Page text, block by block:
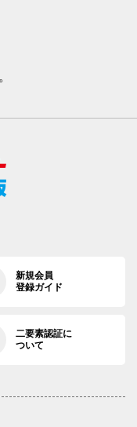
新規会員
登録ガイド
二要素認証に
ついて